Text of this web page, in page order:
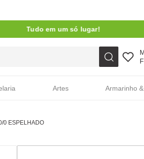
Tudo em um só lugar!
Artes Armarinho
0 ESPELHADO